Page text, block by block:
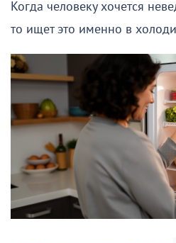
Когда человеку хочется
то ищет это именно в